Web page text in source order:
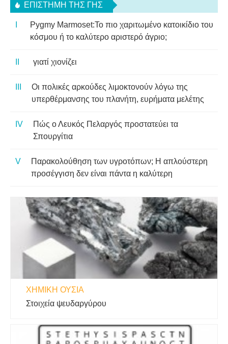
ΕΠΙΣΤΉΜΗ ΤΗΣ ΓΗΣ
Pygmy Marmoset:Το πιο χαριτωμένο κατοικίδιο του
κόσμου ή το καλύτερο αριστερό άγριο;
γιατί χιονίζει
Οι πολικές αρκούδες λιμοκτονούν λόγω της
υπερθέρμανσης του πλανήτη, ευρήματα μελέτης
Πώς ο Λευκός Πελαργός προστατεύει τα
Σπουργίτια
Παρακολούθηση των υγροτόπων; Η απλούστερη
προσέγγιση δεν είναι πάντα η καλύτερη
ΧΗΜΙΚΉ ΟΥΣΊΑ
Στοιχεία ψευδαργύρου